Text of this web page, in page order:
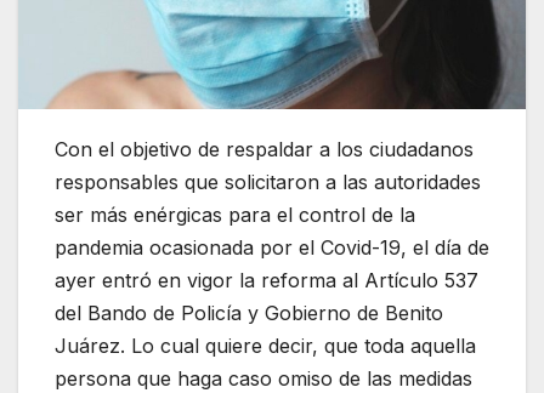
Con el objetivo de respaldar a los ciudadanos
responsables que solicitaron a las autoridades
ser más enérgicas para el control de la
pandemia ocasionada por el Covid-19, el día de
ayer entró en vigor la reforma al Artículo 537
del Bando de Policía y Gobierno de Benito
Juárez. Lo cual quiere decir, que toda aquella
persona que haga caso omiso de las medidas